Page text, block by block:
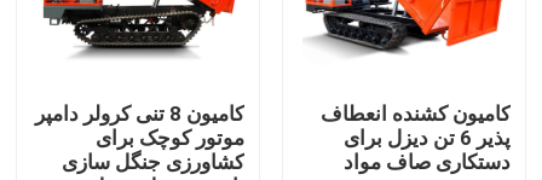
کامیون کمپرسی زیرزمینی
کامیون زیرزمینی مفصلی
کامیون کشنده انعطاف
پذیر 6 تن دیزل برای
دستکاری صاف مواد
کامیون 8 تنی کرولر دامپر
موتور کوچک برای
کشاورزی جنگل سازی